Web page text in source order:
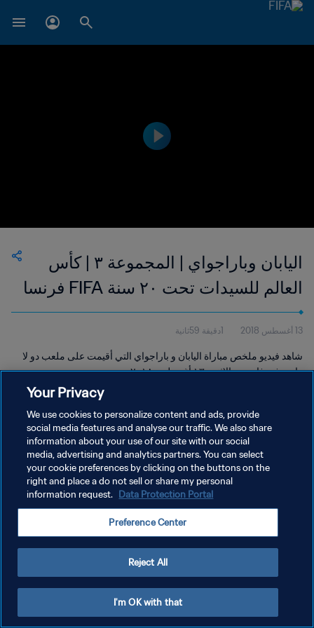
اليابان وباراجواي | المجموعة ٣ | كأس
العالم للسيدات تحت ٢٠ سنة FIFA فرنسا
٢٠١٨™ | فيديو ملخص
13 أغسطس 2018 1دقيقة 59ثانية
شاهد فيديو ملخص مباراة اليابان و باراجواي التي أقيمت على ملعب دو لا
رابين في فان يوم الاثنين ١٣ أغسطس ٢٠١٨.
سياسة الخصوصية
إدارة تفضيلات ملفات تعريف الارتباط
Your Privacy
We use cookies to personalize content and ads, provide
social media features and analyse our traffic. We also share
information about your use of our site with our social
media, advertising and analytics partners. You can select
your cookie preferences by clicking on the buttons on the
right and place a do not sell or share my personal
information request. Data Protection Portal
Preference Center
Reject All
I'm OK with that